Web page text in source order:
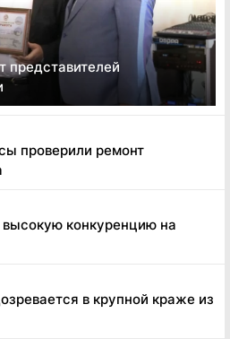
представителей
проверили ремонт
конкуренцию на
в крупной краже из